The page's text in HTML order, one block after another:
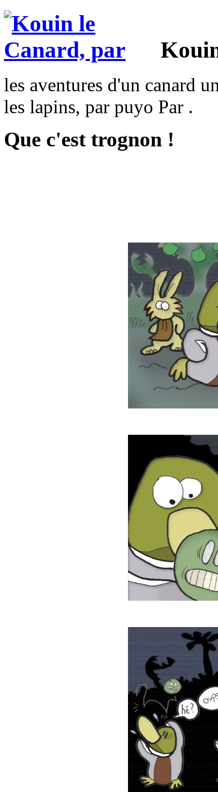
les aventures d'un canard
les lapins, par puyo Par .
Que c'est trognon !